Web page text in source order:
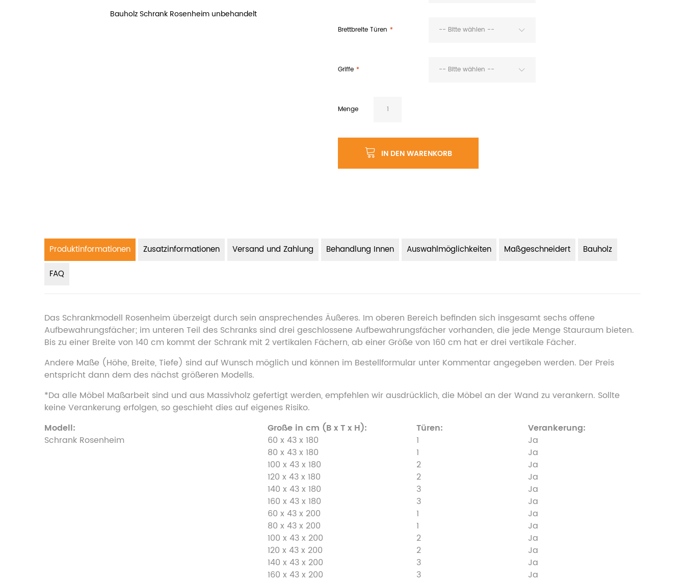
Brettbreite Türen -- Bitte wählen --
Griffe -- Bitte wählen --
Menge
IN DEN WARENKORB
Bauholz Schrank Rosenheim unbehandelt
Produktinformationen
Das Schrankmodell Rosenheim überzeigt durch sein ansprechendes Äußeres. Im oberen Bereich befinden sich insgesamt sechs offene
Aufbewahrungsfächer; im unteren Teil des Schranks sind drei geschlossene Aufbewahrungsfächer vorhanden, die jede Menge Stauraum bieten.
Bis zu einer Breite von 140 cm kommt der Schrank mit 2 vertikalen Fächern, ab einer Größe von 160 cm hat er drei vertikale Fächer.
Andere Maße (Höhe, Breite, Tiefe) sind auf Wunsch möglich und können im Bestellformular unter Kommentar angegeben werden. Der Preis
entspricht dann dem des nächst größeren Modells.
*Da alle Möbel Maßarbeit sind und aus Massivholz gefertigt werden, empfehlen wir ausdrücklich, die Möbel an der Wand zu verankern. Sollte
keine Verankerung erfolgen, so geschieht dies auf eigenes Risiko.
Modell:
Große in cm (B x T x H): Türen:
Verankerung:
Schrank Rosenheim
60 x 43 x 180 1
Ja
80 x 43 x 180
1
Ja
100 x 43 x 180
2
Ja
120 x 43 x 180
2
Ja
140 x 43 x 180
3
Ja
160 x 43 x 180
3
Ja
60 x 43 x 200
1
Ja
80 x 43 x 200
1
Ja
100 x 43 x 200
2
Ja
120 x 43 x 200
2
Ja
140 x 43 x 200
3
Ja
160 x 43 x 200
3 Ja
Zusatzinformationen Versand und Zahlung Behandlung Innen Auswahlmöglichkeiten Maßgeschneidert
Bauholz
FAQ